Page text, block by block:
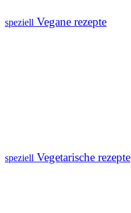
speziell Vegane rezepte
speziell Vegetarische rezepte